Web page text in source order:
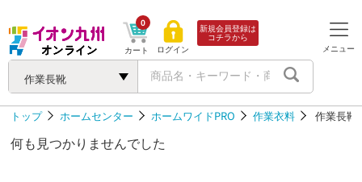
作業長靴
カート
0
ログイン
新規会員登録は
コチラから
メニュー
トップ ホームセンター ホームワイドPRO 作業衣料 作業長靴
何も見つかりませんでした